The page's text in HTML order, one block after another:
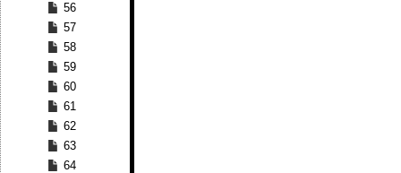
56
57
58
59
60
61
62
63
64